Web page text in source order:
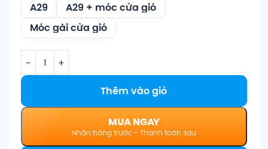
A29
A29 + móc cửa gió
Móc gài cửa gió
Thêm vào giỏ
MUA NGAY